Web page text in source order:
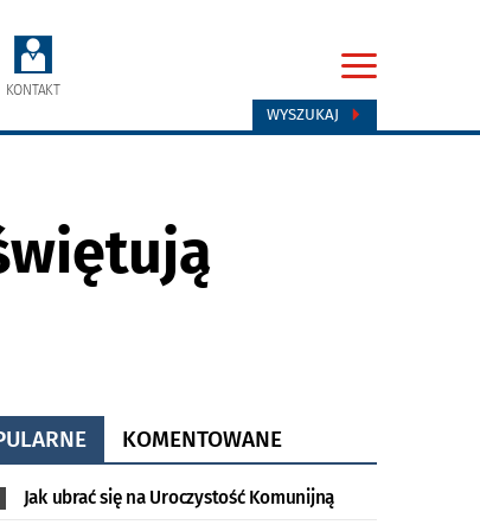
KONTAKT
WYSZUKAJ
KOMENTOWANE
Jak ubrać się na Uroczystość Komunijną